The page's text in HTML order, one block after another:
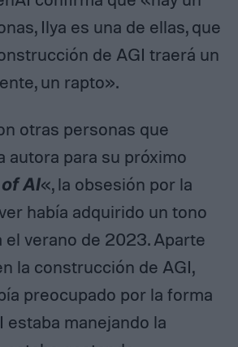
Ilya es una de ellas, que
de AGI traerá un
un rapto».
otras personas que
autora para su próximo
AI«, la obsesión por la
había adquirido un tono
el verano de 2023. Aparte
la construcción de AGI,
preocupado por la forma
estaba manejando la